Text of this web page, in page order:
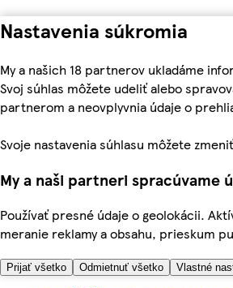
Nastavenia súkromia
My a našich 18 partnerov ukladáme
Svoj súhlas môžete udeliť alebo
partnerom a neovplyvnia údaje o
Svoje nastavenia súhlasu môžete
My a naši partneri spracúvame
Používať presné údaje o geolokácii.
meranie reklamy a obsahu, prieskum
Prijať všetko Odmietnuť všetko Vlastné